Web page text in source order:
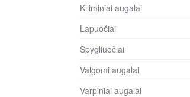
Kiliminiai augalai
Lapuočiai
Spygliuočiai
Valgomi augalai
Varpiniai augalai